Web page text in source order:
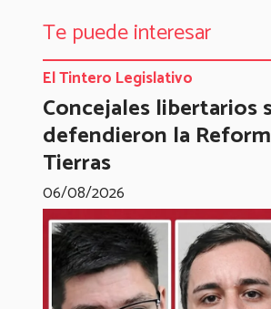
Te puede interesar
Concejales libertarios
defendieron la
Tierras
El Tintero Legislativo
06/08/2026